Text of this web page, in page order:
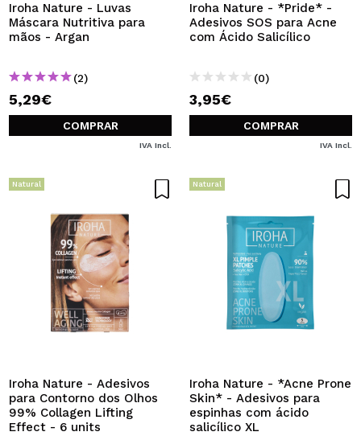
Iroha Nature - Luvas
Máscara Nutritiva para
mãos - Argan
(2)
5,29€
COMPRAR
IVA Incl.
Iroha Nature - *Pride* -
Adesivos SOS para Acne
com Ácido Salicílico
(0)
3,95€
COMPRAR
IVA Incl.
Natural
Iroha Nature - Adesivos
para Contorno dos Olhos
99% Collagen Lifting
Effect - 6 units
Natural
Iroha Nature - *Acne Prone
Skin* - Adesivos para
espinhas com ácido
salicílico XL